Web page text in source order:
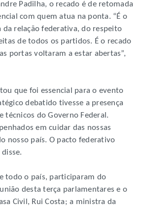
Padilha, o recado é de retomada
com quem atua na ponta. “É o
da relação federativa, do respeito
de todos os partidos. É o recado
portas voltaram a estar abertas”,
que foi essencial para o evento
debatido tivesse a presença
técnicos do Governo Federal.
em cuidar das nossas
nosso país. O pacto federativo
todo o país, participaram do
desta terça parlamentares e o
Civil, Rui Costa; a ministra da